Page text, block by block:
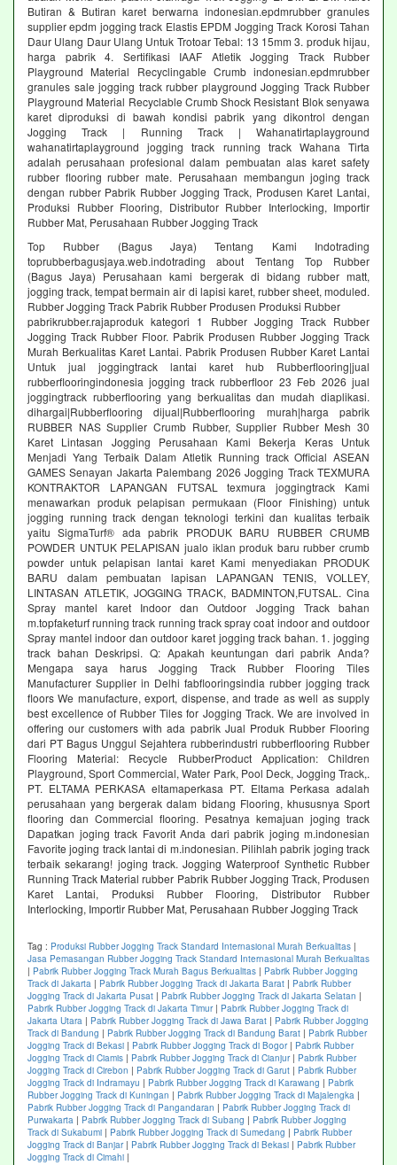
Butiran & Butiran karet berwarna indonesian.epdmrubber granules
supplier epdm jogging track Elastis EPDM Jogging Track Korosi Tahan
Daur Ulang Daur Ulang Untuk Trotoar Tebal: 13 15mm 3. produk hijau,
harga pabrik 4. Sertifikasi IAAF Atletik Jogging Track Rubber
Playground Material Recyclingable Crumb indonesian.epdmrubber
granules sale jogging track rubber playground Jogging Track Rubber
Playground Material Recyclable Crumb Shock Resistant Blok senyawa
karet diproduksi di bawah kondisi pabrik yang dikontrol dengan
Jogging Track | Running Track | Wahanatirtaplayground
wahanatirtaplayground jogging track running track Wahana Tirta
adalah perusahaan profesional dalam pembuatan alas karet safety
rubber flooring rubber mate. Perusahaan membangun joging track
dengan rubber Pabrik Rubber Jogging Track, Produsen Karet Lantai,
Produksi Rubber Flooring, Distributor Rubber Interlocking, Importir
Rubber Mat, Perusahaan Rubber Jogging Track
Top Rubber (Bagus Jaya) Tentang Kami Indotrading
toprubberbagusjaya.web.indotrading about Tentang Top Rubber
(Bagus Jaya) Perusahaan kami bergerak di bidang rubber matt,
jogging track, tempat bermain air di lapisi karet, rubber sheet, moduled.
Rubber Jogging Track Pabrik Rubber Produsen Produksi Rubber
pabrikrubber.rajaproduk kategori 1 Rubber Jogging Track Rubber
Jogging Track Rubber Floor. Pabrik Produsen Rubber Jogging Track
Murah Berkualitas Karet Lantai. Pabrik Produsen Rubber Karet Lantai
Untuk jual joggingtrack lantai karet hub Rubberflooring|jual
rubberflooringindonesia jogging track rubberfloor 23 Feb 2026 jual
joggingtrack rubberflooring yang berkualitas dan mudah diaplikasi.
dihargai|Rubberflooring dijual|Rubberflooring murah|harga pabrik
RUBBER NAS Supplier Crumb Rubber, Supplier Rubber Mesh 30
Karet Lintasan Jogging Perusahaan Kami Bekerja Keras Untuk
Menjadi Yang Terbaik Dalam Atletik Running track Official ASEAN
GAMES Senayan Jakarta Palembang 2026 Jogging Track TEXMURA
KONTRAKTOR LAPANGAN FUTSAL texmura joggingtrack Kami
menawarkan produk pelapisan permukaan (Floor Finishing) untuk
jogging running track dengan teknologi terkini dan kualitas terbaik
yaitu SigmaTurf® ada pabrik PRODUK BARU RUBBER CRUMB
POWDER UNTUK PELAPISAN jualo iklan produk baru rubber crumb
powder untuk pelapisan lantai karet Kami menyediakan PRODUK
BARU dalam pembuatan lapisan LAPANGAN TENIS, VOLLEY,
LINTASAN ATLETIK, JOGGING TRACK, BADMINTON,FUTSAL. Cina
Spray mantel karet Indoor dan Outdoor Jogging Track bahan
m.topfaketurf running track running track spray coat indoor and outdoor
Spray mantel indoor dan outdoor karet jogging track bahan. 1. jogging
track bahan Deskripsi. Q: Apakah keuntungan dari pabrik Anda?
Mengapa saya harus Jogging Track Rubber Flooring Tiles
Manufacturer Supplier in Delhi fabflooringsindia rubber jogging track
floors We manufacture, export, dispense, and trade as well as supply
best excellence of Rubber Tiles for Jogging Track. We are involved in
offering our customers with ada pabrik Jual Produk Rubber Flooring
dari PT Bagus Unggul Sejahtera rubberindustri rubberflooring Rubber
Flooring Material: Recycle RubberProduct Application: Children
Playground, Sport Commercial, Water Park, Pool Deck, Jogging Track,.
PT. ELTAMA PERKASA eltamaperkasa PT. Eltama Perkasa adalah
perusahaan yang bergerak dalam bidang Flooring, khususnya Sport
flooring dan Commercial flooring. Pesatnya kemajuan joging track
Dapatkan joging track Favorit Anda dari pabrik joging m.indonesian
Favorite joging track lantai di m.indonesian. Pilihlah pabrik joging track
terbaik sekarang! joging track. Jogging Waterproof Synthetic Rubber
Running Track Material rubber Pabrik Rubber Jogging Track, Produsen
Karet Lantai, Produksi Rubber Flooring, Distributor Rubber
Interlocking, Importir Rubber Mat, Perusahaan Rubber Jogging Track
Tag : Produksi Rubber Jogging Track Standard Internasional Murah Berkualitas |
Jasa Pemasangan Rubber Jogging Track Standard Internasional Murah Berkualitas
| Pabrik Rubber Jogging Track Murah Bagus Berkualitas | Pabrik Rubber Jogging
Track di Jakarta | Pabrik Rubber Jogging Track di Jakarta Barat | Pabrik Rubber
Jogging Track di Jakarta Pusat | Pabrik Rubber Jogging Track di Jakarta Selatan |
Pabrik Rubber Jogging Track di Jakarta Timur| Pabrik Rubber Jogging Track di
Jakarta Utara | Pabrik Rubber Jogging Track di Jawa Barat | Pabrik Rubber Jogging
Track di Bandung | Pabrik Rubber Jogging Track di Bandung Barat | Pabrik Rubber
Jogging Track di Bekasi | Pabrik Rubber Jogging Track di Bogor| Pabrik Rubber
Jogging Track di Ciamis | Pabrik Rubber Jogging Track di Cianjur| Pabrik Rubber
Jogging Track di Cirebon | Pabrik Rubber Jogging Track di Garut | Pabrik Rubber
Jogging Track di Indramayu | Pabrik Rubber Jogging Track di Karawang | Pabrik
Rubber Jogging Track di Kuningan | Pabrik Rubber Jogging Track di Majalengka |
Pabrik Rubber Jogging Track di Pangandaran | Pabrik Rubber Jogging Track di
Purwakarta | Pabrik Rubber Jogging Track di Subang | Pabrik Rubber Jogging
Track di Sukabumi | Pabrik Rubber Jogging Track di Sumedang | Pabrik Rubber
Jogging Track di Banjar| Pabrik Rubber Jogging Track di Bekasi | Pabrik Rubber
Jogging Track di Cimahi |